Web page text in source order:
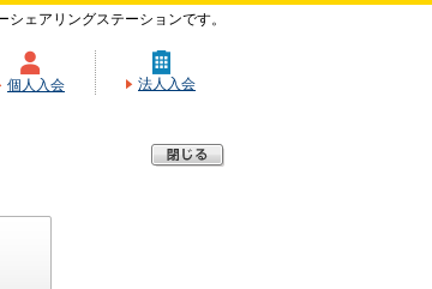
ェアリングステーションです。
個人入会 法人入会